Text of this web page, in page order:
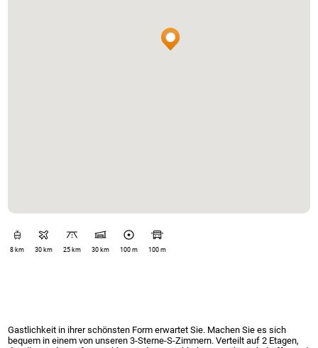
8 km 30 km 25 km 30 km 100 m 100 m
Gastlichkeit in ihrer schönsten Form erwartet Sie. Machen Sie es sich
bequem in einem von unseren 3-Sterne-S-Zimmern. Verteilt auf 2 Etagen,